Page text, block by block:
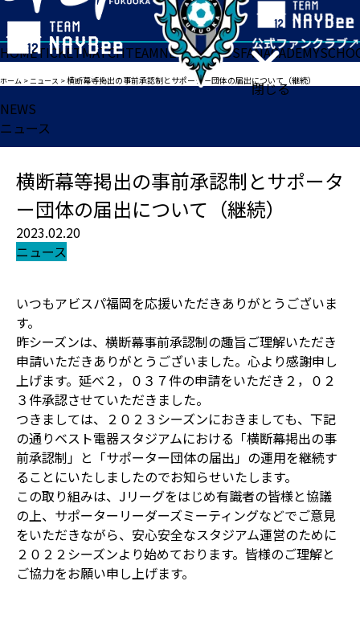
閉じる
HOMETICKETMATCHTEAMNEWSGOODSFANACADEMY
ホーム >ニュース >横断幕等掲出の事前承認制とサポーター団体の届出について（継続）
NEWS
ニュース
横断幕等掲出の事前承認制とサポータ
ー団体の届出について（継続）
2023.02.20
ニュース
いつもアビスパ福岡を応援いただきありがとうございま
す。
昨シーズンは、横断幕事前承認制の趣旨ご理解いただき
申請いただきありがとうございました。心より感謝申し
上げます。延べ２，０３７件の申請をいただき２，０２
３件承認させていただきました。
つきましては、２０２３シーズンにおきましても、下記
の通りベスト電器スタジアムにおける「横断幕掲出の事
前承認制」と「サポーター団体の届出」の運用を継続す
ることにいたしましたのでお知らせいたします。
この取り組みは、Jリーグをはじめ有識者の皆様と協議
の上、サポーターリーダーズミーティングなどでご意見
をいただきながら、安心安全なスタジアム運営のために
２０２２シーズンより始めております。皆様のご理解と
ご協力をお願い申し上げます。